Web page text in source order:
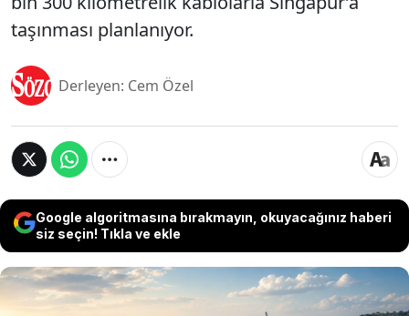
taşınması planlanıyor.
Derleyen: Cem Özel
Google algoritmasına bırakmayın, okuyacağınız haberi
siz seçin! Tıkla ve ekle
Avustralya’da geliştirilen SunCable projesi,